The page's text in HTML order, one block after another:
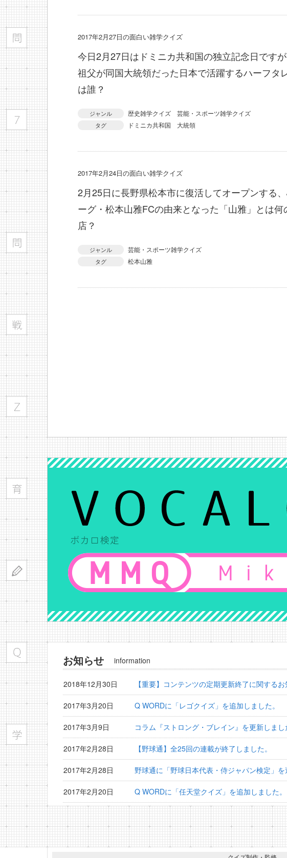
2017年2月27日の面白い雑学クイズ
今日2月27日はドミニカ共和国の独立記念日です
祖父が同国大統領だった日本で活躍するハーフタ
は誰？
ジャンル 歴史雑学クイズ 芸能・スポーツ雑学クイズ
タグ ドミニカ共和国 大統領
2017年2月24日の面白い雑学クイズ
2月25日に長野県松本市に復活してオープンする
ーグ・松本山雅FCの由来となった「山雅」とは何
店？
ジャンル 芸能・スポーツ雑学クイズ
タグ 松本山雅
お知らせ information
2018年12月30日 【重要】コンテンツの定期更新終了に関する
2017年3月20日 Q WORDに「レゴクイズ」を追加しました。
2017年3月9日 コラム『ストロング・ブレイン』を更新しまし
2017年2月28日 【野球通】全25回の連載が終了しました。
2017年2月28日 野球通に「野球日本代表・侍ジャパン検定」を
2017年2月20日 Q WORDに「任天堂クイズ」を追加しました。
Q WORDに「夏目漱石クイズ」を追加しました